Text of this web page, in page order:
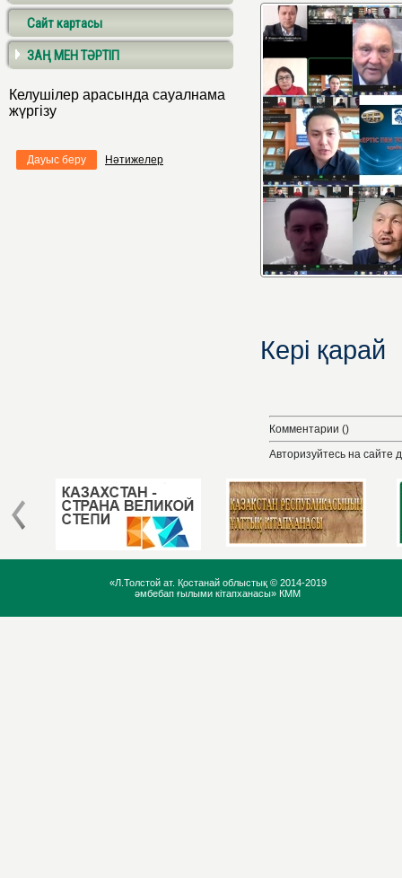
Сайт картасы
ЗАҢ МЕН ТӘРТІП
Келушілер арасында сауалнама
жүргізу
Дауыс беру Нәтижелер
Кері қарай
Комментарии ()
Авторизуйтесь на сайте
«Л.Толстой ат. Қостанай облыстық © 2014-2019
әмбебап ғылыми кітапханасы» КММ